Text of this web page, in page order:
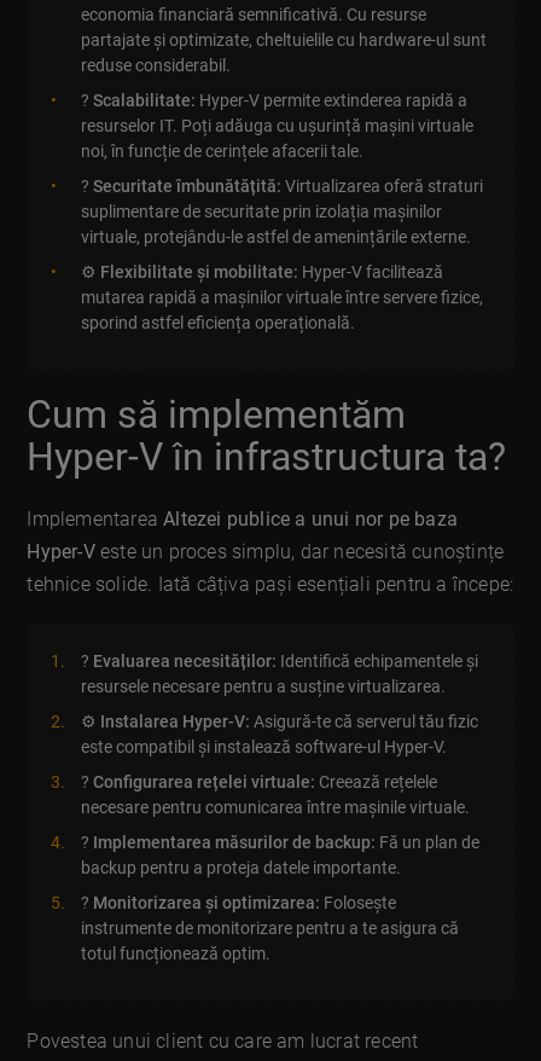
economia financiară semnificativă. Cu resurse
partajate și optimizate, cheltuielile cu hardware-ul sunt
reduse considerabil.
?Scalabilitate: Hyper-V permite extinderea rapidă a
resurselor IT. Poți adăuga cu ușurință mașini virtuale
noi, în funcție de cerințele afacerii tale.
?Securitate îmbunătățită: Virtualizarea oferă straturi
suplimentare de securitate prin izolația mașinilor
virtuale, protejându-le astfel de amenințările externe.
⚙️ Flexibilitate și mobilitate: Hyper-V facilitează
mutarea rapidă a mașinilor virtuale între servere fizice,
sporind astfel eficiența operațională.
Cum să implementăm
Hyper-V în infrastructura ta?
ImplementareaAltezei publice a unui nor pe baza
Hyper-Veste un proces simplu, dar necesită cunoștințe
tehnice solide. Iată câțiva pași esențiali pentru a începe:
? Evaluarea necesităților: Identifică echipamentele și
resursele necesare pentru a susține virtualizarea.
⚙️ Instalarea Hyper-V: Asigură-te că serverul tău fizic
este compatibil și instalează software-ul Hyper-V.
?Configurarea rețelei virtuale: Creează rețelele
necesare pentru comunicarea între mașinile virtuale.
? Implementarea măsurilor de backup: Fă un plan de
backup pentru a proteja datele importante.
? Monitorizarea și optimizarea: Folosește
instrumente de monitorizare pentru a te asigura că
totul funcționează optim.
Povestea unui client cu care am lucrat recent